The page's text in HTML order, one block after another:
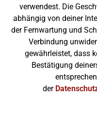
verwendest. Die
abhängig von deiner
der Fernwartung und
Verbindung
gewährleistet, dass
Bestätigung
der